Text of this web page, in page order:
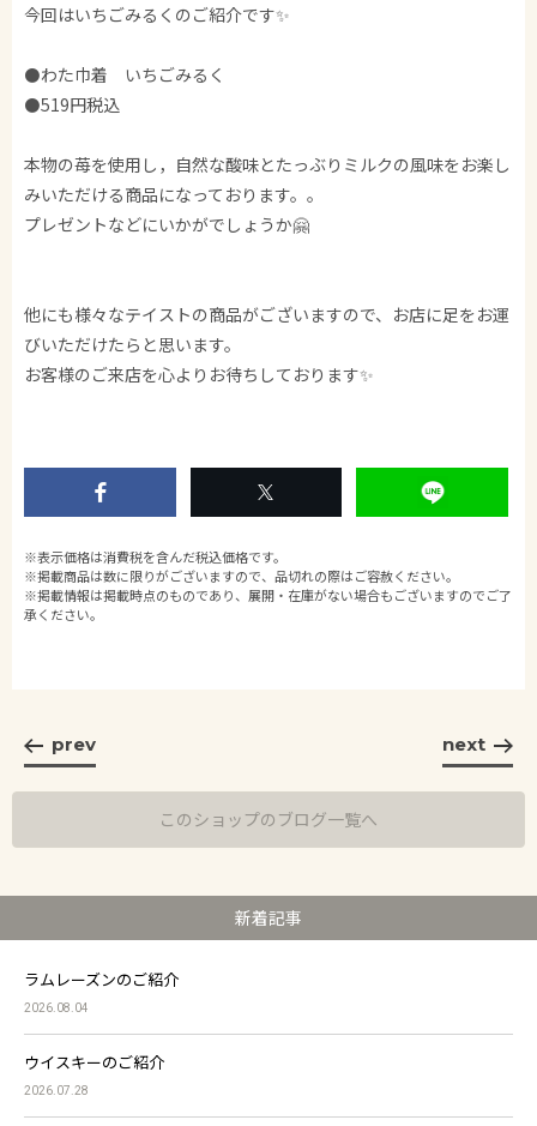
今回はいちごみるくのご紹介です✨
⚫️わた巾着 いちごみるく
⚫️519円税込
本物の苺を使用し，自然な酸味とたっぶりミルクの風味をお楽し
みいただける商品になっております。。
プレゼントなどにいかがでしょうか🤗
他にも様々なテイストの商品がございますので、お店に足をお運
びいただけたらと思います。
お客様のご来店を心よりお待ちしております✨
※表示価格は消費税を含んだ税込価格です。
※掲載商品は数に限りがございますので、品切れの際はご容赦ください。
※掲載情報は掲載時点のものであり、展開・在庫がない場合もございますのでご了
承ください。
prev next
このショップのブログ一覧へ
新着記事
ラムレーズンのご紹介
2026.08.04
ウイスキーのご紹介
2026.07.28